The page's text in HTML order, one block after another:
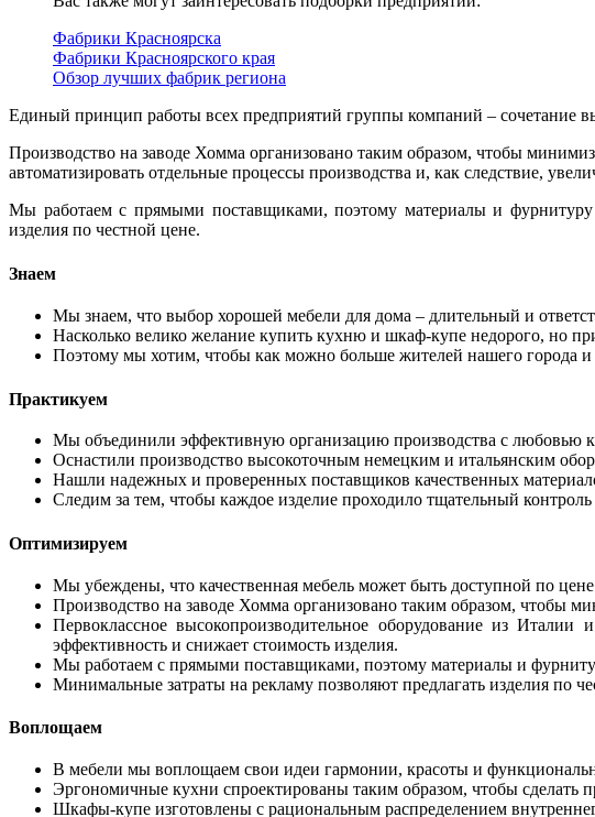
Фабрики Красноярска
Фабрики Красноярского края
Обзор лучших фабрик региона
Единый принцип работы всех предприятий группы компаний – сочетание
Производство на заводе Хомма организовано таким образом, чтобы
автоматизировать отдельные процессы производства и, как следствие,
Мы работаем с прямыми поставщиками, поэтому материалы и фурнитуру
изделия по честной цене.
Знаем
Мы знаем, что выбор хорошей мебели для дома – длительный и
Насколько велико желание купить кухню и шкаф-купе недорого, но
Поэтому мы хотим, чтобы как можно больше жителей нашего города и
Практикуем
Мы объединили эффективную организацию производства с любовью к
Оснастили производство высокоточным немецким и итальянским
Нашли надежных и проверенных поставщиков качественных
Следим за тем, чтобы каждое изделие проходило тщательный контроль
Оптимизируем
Мы убеждены, что качественная мебель может быть доступной по
Производство на заводе Хомма организовано таким образом, чтобы
Первоклассное высокопроизводительное оборудование из Италии
эффективность и снижает стоимость изделия.
Мы работаем с прямыми поставщиками, поэтому материалы и
Минимальные затраты на рекламу позволяют предлагать изделия по
Воплощаем
В мебели мы воплощаем свои идеи гармонии, красоты и
Эргономичные кухни спроектированы таким образом, чтобы сделать
Шкафы-купе изготовлены с рациональным распределением